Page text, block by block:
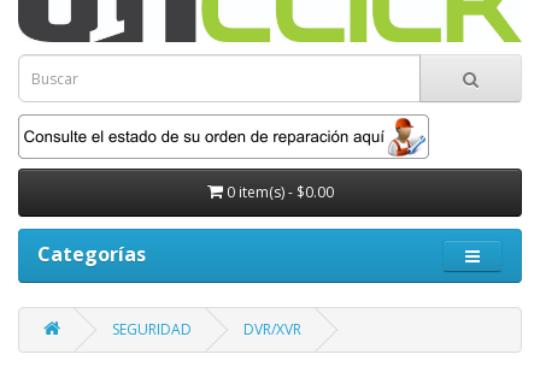
0 item(s) - $0.00
Categorías
SEGURIDAD DVR/XVR